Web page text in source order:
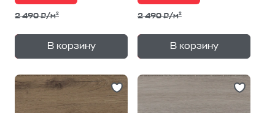
2 490 ₽/м²
В корзину
— 1уп.
2 490 ₽/м²
В корзину
— 1уп.